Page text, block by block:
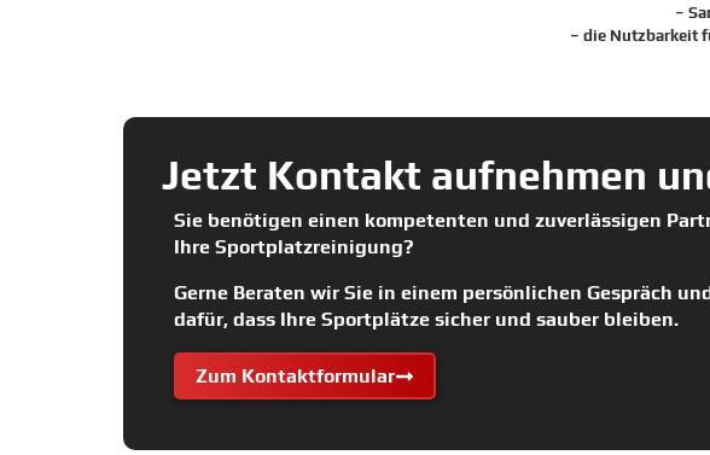
–
– die Nutzbarkeit
Jetzt Kontakt aufnehmen
Sie benötigen einen kompetenten und zuverlässigen
Ihre Sportplatzreinigung?
Gerne Beraten wir Sie in einem persönlichen Gespräch
dafür, dass Ihre Sportplätze sicher und sauber bleiben.
Zum Kontaktformular